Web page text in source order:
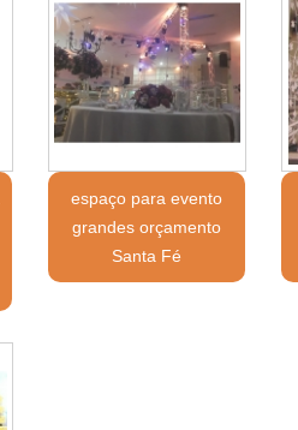
espaço para evento
grandes orçamento
Santa Fé